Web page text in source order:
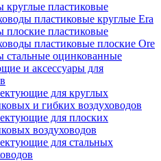
круглые пластиковые
пластиковые круглые Era
плоские пластиковые
пластиковые плоские Ore
стальные оцинкованные
и аксессуары для
для круглых
и гибких воздуховодов
для плоских
воздуховодов
для стальных